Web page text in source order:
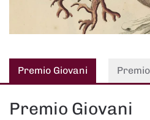
Premio Giovani
Premio Giovani